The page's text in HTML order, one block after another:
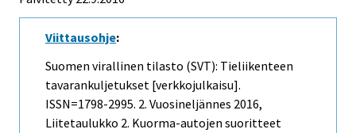
Viittausohje:
Suomen virallinen tilasto (SVT): Tieliikenteen
tavarankuljetukset [verkkojulkaisu].
ISSN=1798-2995. 2. Vuosineljännes 2016,
Liitetaulukko 2. Kuorma-autojen suoritteet